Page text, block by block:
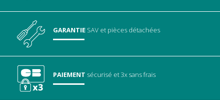
GARANTIE SAV et pièces détachées
PAIEMENT sécurisé et 3x sans frais